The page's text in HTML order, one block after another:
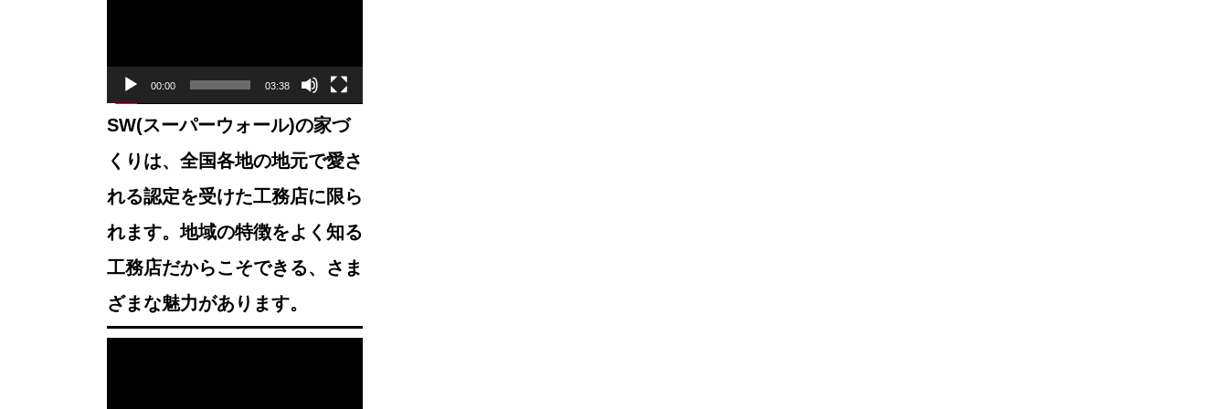
ヤ
ー
00:00 03:38
SW(スーパーウォール)の家づ
くりは、全国各地の地元で愛さ
れる認定を受けた工務店に限ら
れます。地域の特徴をよく知る
工務店だからこそできる、さま
ざまな魅力があります。